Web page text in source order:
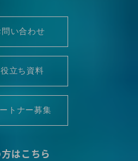
問い合わせ
立ち資料
トナー募集
はこちら